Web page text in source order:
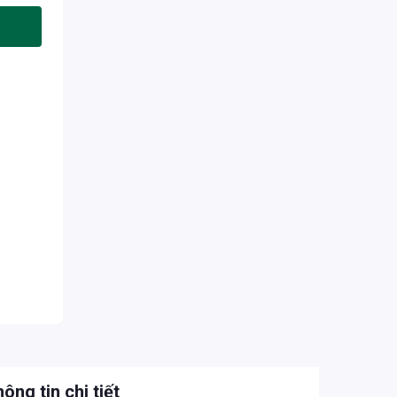
tin chi tiết